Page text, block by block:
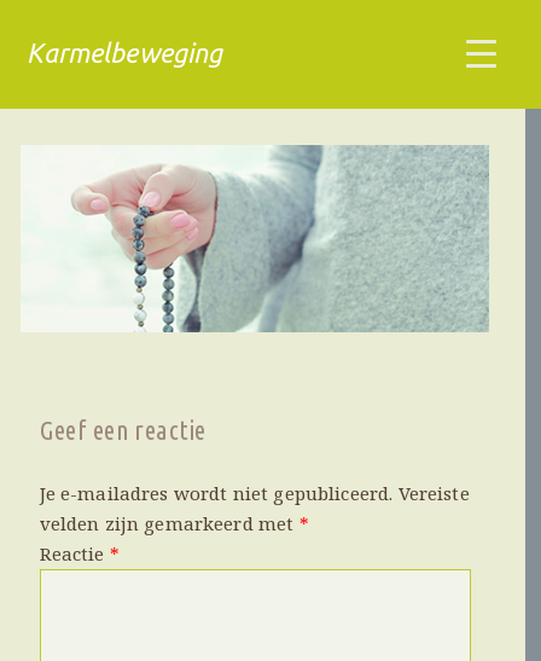
Geef een reactie
Je e-mailadres wordt niet gepubliceerd. Vereiste
velden zijn gemarkeerd met *
Reactie *
Karmelbeweging